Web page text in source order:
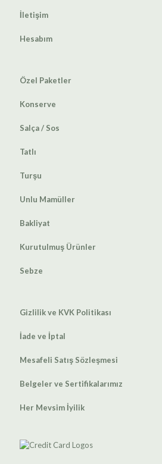
İletişim
Hesabım
Özel Paketler
Konserve
Salça / Sos
Tatlı
Turşu
Unlu Mamüller
Bakliyat
Kurutulmuş Ürünler
Sebze
Gizlilik ve KVK Politikası
İade ve İptal
Mesafeli Satış Sözleşmesi
Belgeler ve Sertifikalarımız
Her Mevsim İyilik